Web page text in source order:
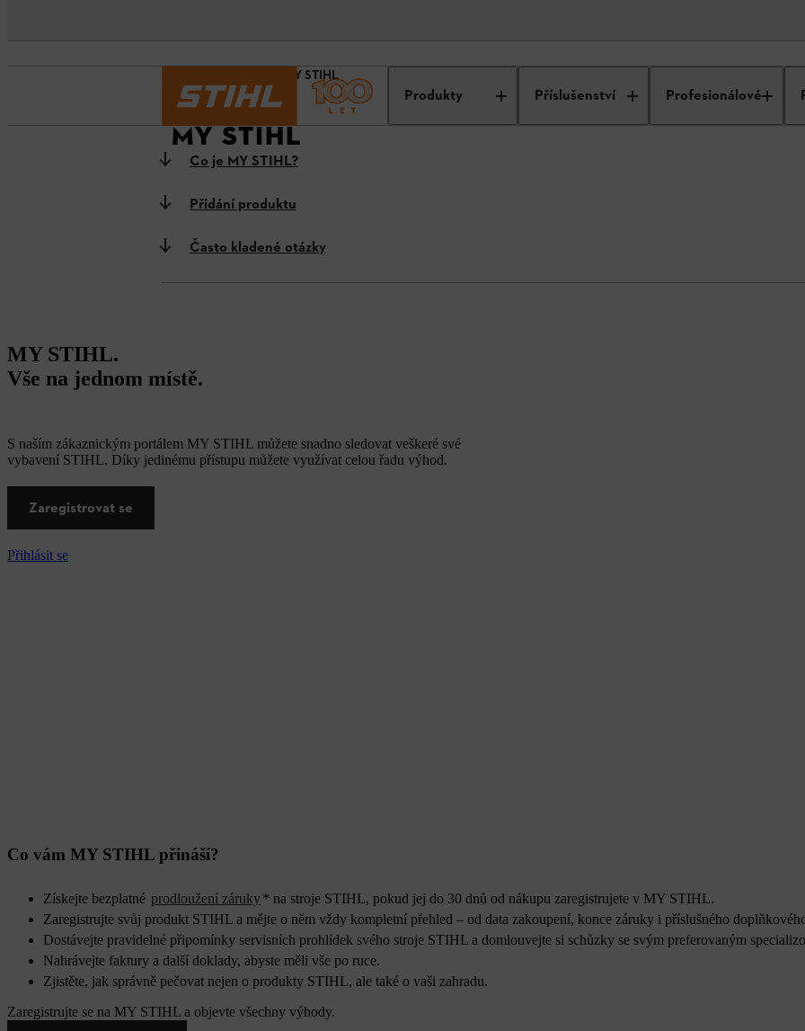
Produkty Příslušenství Profesionálové
MY STIHL
MY STIHL
Co je MY STIHL?
Přidání produktu
Často kladené otázky
MY STIHL.
Vše na jednom místě.
S naším zákaznickým portálem MY STIHL můžete snadno sledovat veškeré své
vybavení STIHL. Díky jedinému přístupu můžete využívat celou řadu výhod.
Zaregistrovat se
Přihlásit se
Co vám MY STIHL přináší?
Získejte bezplatné prodloužení záruky* na stroje STIHL, pokud jej do 30 dnů od nákupu zaregistrujete v MY STIHL.
Zaregistrujte svůj produkt STIHL a mějte o něm vždy kompletní přehled – od data zakoupení, konce záruky i příslušného
Dostávejte pravidelné připomínky servisních prohlídek svého stroje STIHL a domlouvejte si schůzky se svým preferovaným
Nahrávejte faktury a další doklady, abyste měli vše po ruce.
Zjistěte, jak správně pečovat nejen o produkty STIHL, ale také o vaši zahradu.
Zaregistrujte se na MY STIHL a objevte všechny výhody.